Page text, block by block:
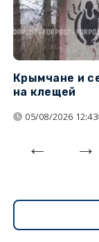
Крымчане и
на клещей
05/08/2026 12:43